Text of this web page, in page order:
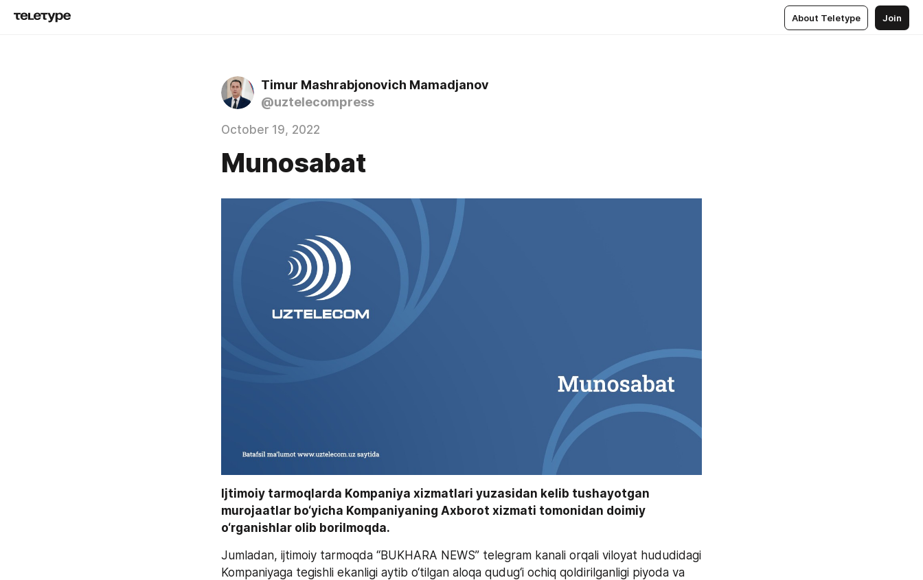
About Teletype Join
Timur Mashrabjonovich Mamadjanov
@uztelecompress
October 19, 2022
Munosabat
Ijtimoiy tarmoqlarda Kompaniya xizmatlari yuzasidan kelib tushayotgan
murojaatlar bo‘yicha Kompaniyaning Axborot xizmati tomonidan doimiy
o‘rganishlar olib borilmoqda.
Jumladan, ijtimoiy tarmoqda “BUKHARA NEWS” telegram kanali orqali viloyat hududidagi
Kompaniyaga tegishli ekanligi aytib o‘tilgan aloqa qudug‘i ochiq qoldirilganligi piyoda va